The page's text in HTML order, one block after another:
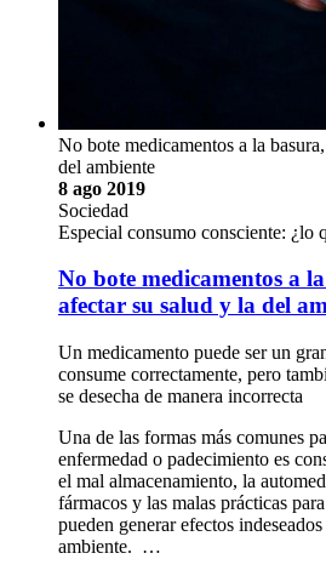
No bote medicamentos a la
del ambiente
8 ago 2019
Sociedad
Especial consumo consciente: ¿lo
No bote medicamentos a
afectar su salud y la del
Un medicamento puede ser un
consume correctamente, pero
se desecha de manera incorrecta
Una de las formas más comunes
enfermedad o padecimiento es
el mal almacenamiento, la
fármacos y las malas prácticas
pueden generar efectos
ambiente. …